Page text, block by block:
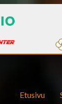
Etusivu